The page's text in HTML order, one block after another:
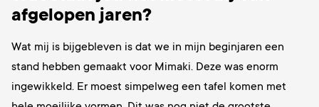
afgelopen jaren?
Wat mij is bijgebleven is dat we in mijn beginjaren een
stand hebben gemaakt voor Mimaki. Deze was enorm
ingewikkeld. Er moest simpelweg een tafel komen met